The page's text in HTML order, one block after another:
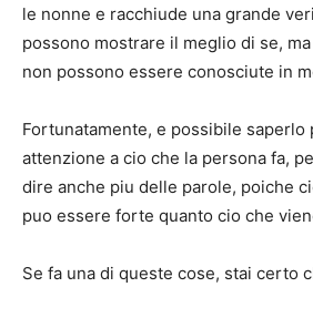
le nonne e racchiude una grande
possono mostrare il meglio di se,
non possono essere conosciute in
Fortunatamente, e possibile saperlo
attenzione a cio che la persona fa,
dire anche piu delle parole, poiche
puo essere forte quanto cio che
Se fa una di queste cose, stai certo